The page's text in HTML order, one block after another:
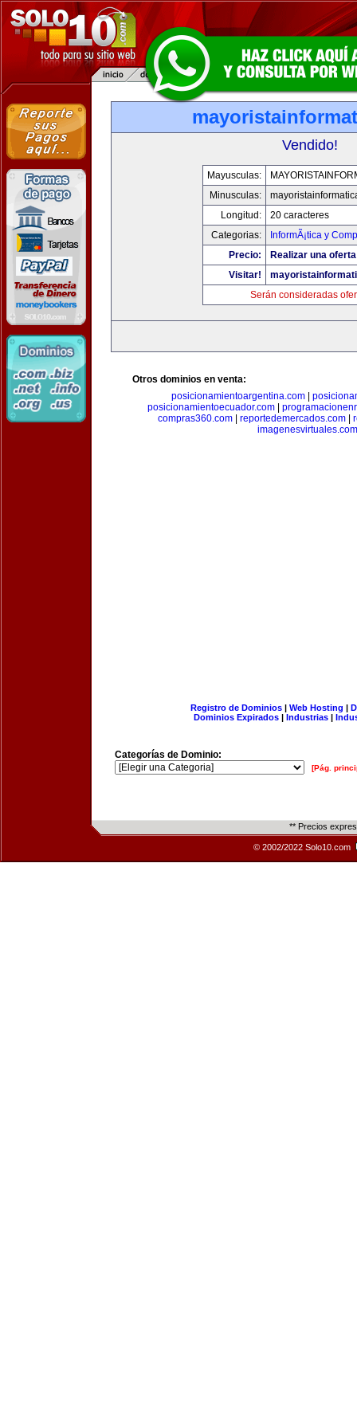
Vendido!
Mayusculas:
Minusculas:
Longitud:
20 caracteres
Categorias:
InformÃ¡tica y
Precio:
Realizar una
Visitar!
Serán consideradas
Otros dominios en venta:
posicionamientoargentina.com|
posicionamientoecuador.com
compras360.com
reportedemercados.com
imagenesvirtuales.com
Registro de Dominios| Web Hosting |
Dominios Expirados | Industrias |
Categorías de Dominio:
[Pág.
** Precios
© 2002/2022 Solo10.com